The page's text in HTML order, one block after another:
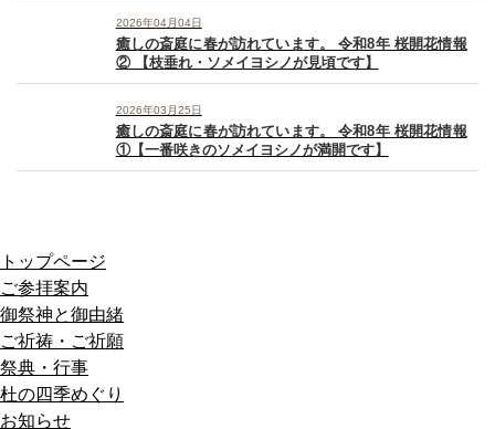
2026年04月04日
癒しの斎庭に春が訪れています。 令和8年 桜開花情報
② 【枝垂れ・ソメイヨシノが見頃です】
2026年03月25日
癒しの斎庭に春が訪れています。 令和8年 桜開花情報
①【一番咲きのソメイヨシノが満開です】
トップページ
ご参拝案内
御祭神と御由緒
ご祈祷・ご祈願
祭典・行事
杜の四季めぐり
お知らせ